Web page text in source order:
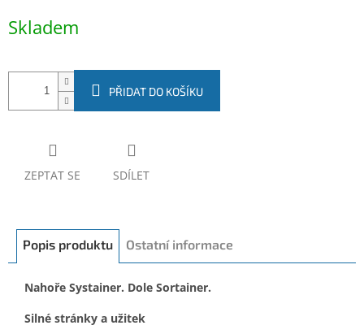
cena:
Skladem
PŘIDAT DO KOŠÍKU
ZEPTAT SE SDÍLET
Popis produktu Ostatní informace
Nahoře Systainer. Dole Sortainer.
Silné stránky a užitek